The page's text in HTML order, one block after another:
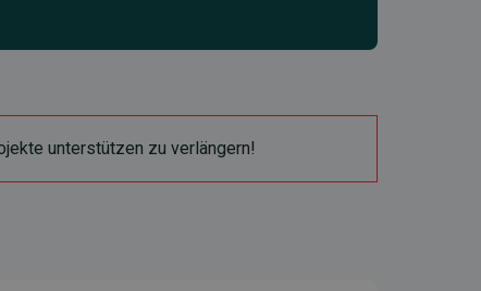
unterstützen zu verlängern!